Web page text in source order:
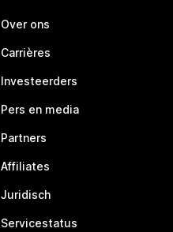
Over ons
Carrières
Investeerders
Pers en media
Partners
Affiliates
Juridisch
Servicestatus